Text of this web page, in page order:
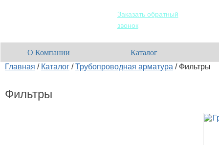
Заказать обратный
звонок
О Компании
Каталог
Главная / Каталог /Трубопроводная арматура / Фильтры
Фильтры